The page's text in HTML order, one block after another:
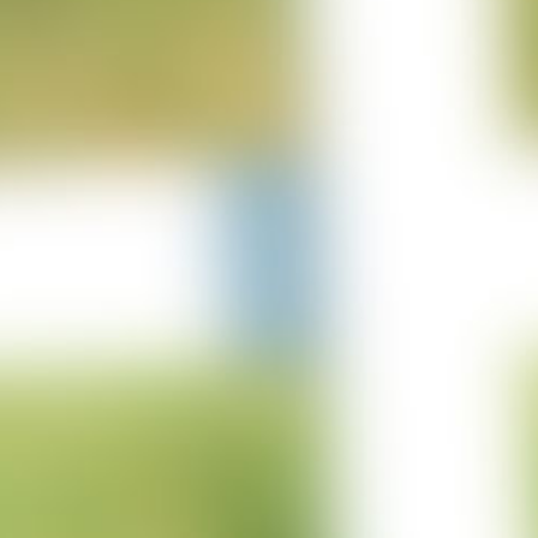
Projekt Perl Borg
Projekt Merzkirchen
05-03-2023